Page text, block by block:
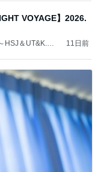
VOYAGE】2026.
＆UT&K.O.
11日前